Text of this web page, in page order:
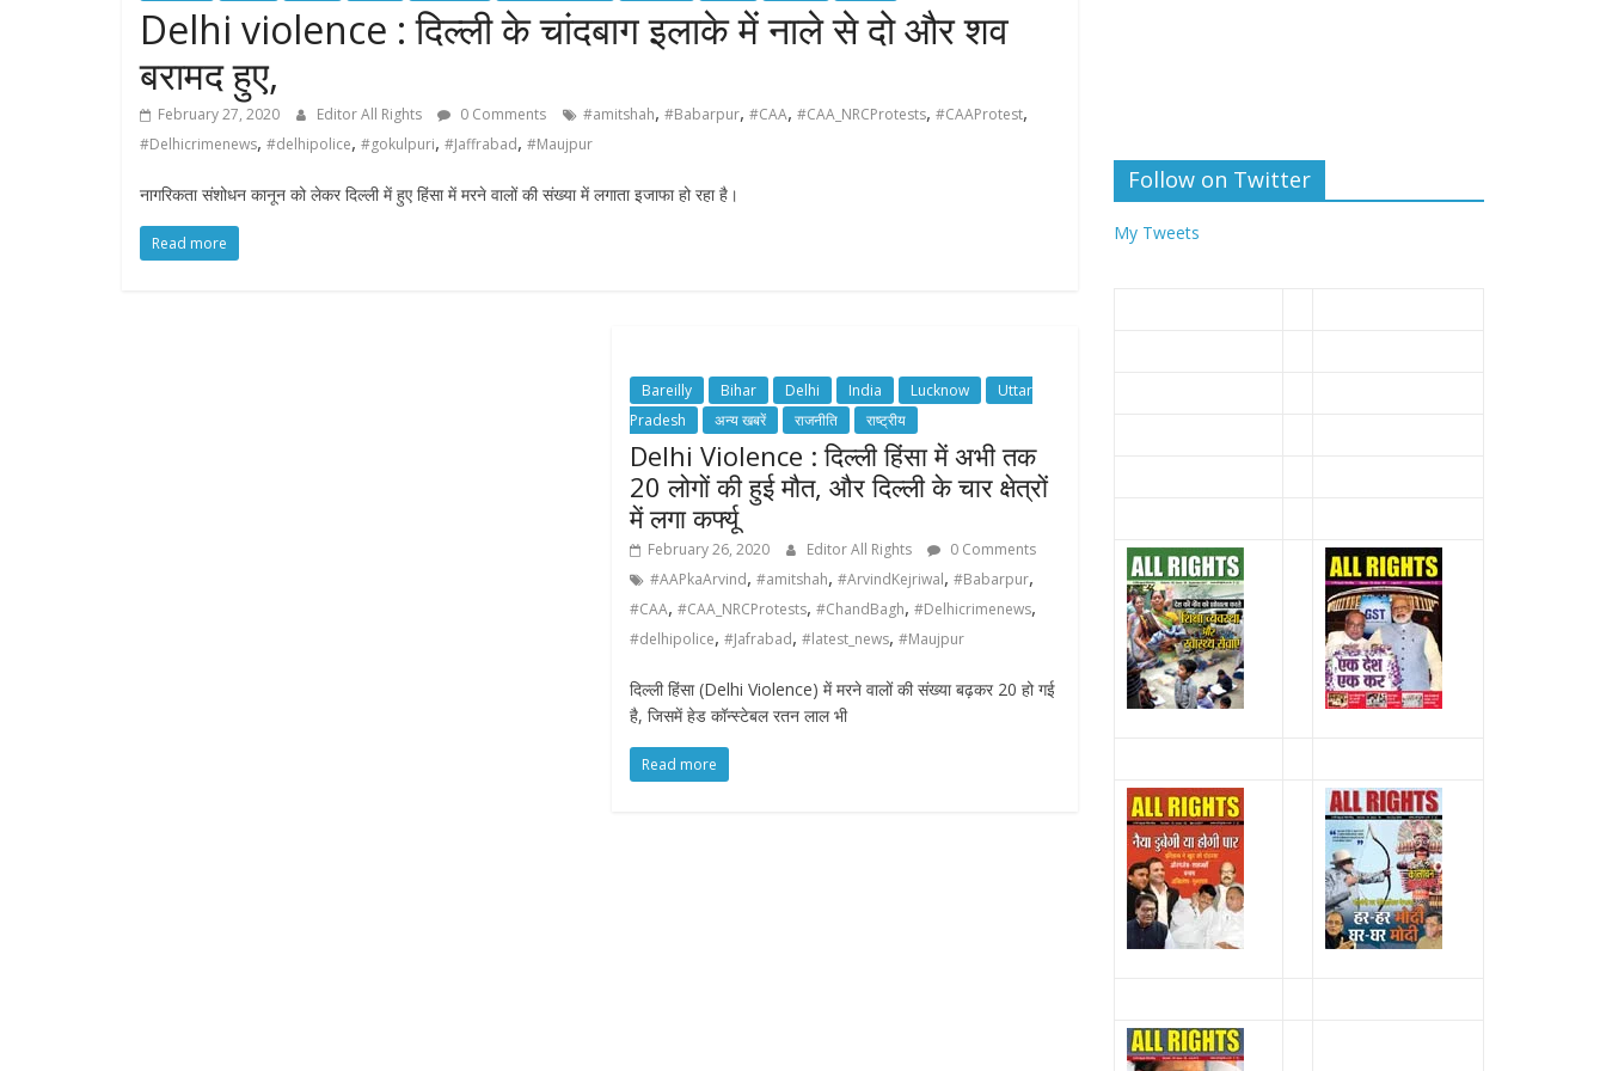
Delhi violence : दिल्ली के चांदबाग इलाके में नाले से दो और शव
बरामद हुए,
February 27, 2020 Editor All Rights 0 Comments #amitshah, #Babarpur, #CAA, #CAA_NRCProtests, #CAAProtest,
#Delhicrimenews, #delhipolice, #gokulpuri, #Jaffrabad, #Maujpur
नागरिकता संशोधन कानून को लेकर दिल्ली में हुए हिंसा में मरने वालों की संख्या में लगाता इजाफा हो रहा है।
Read more
Bareilly Bihar Delhi India Lucknow
Uttar
Pradesh
अन्य खबरें राजनीति राष्ट्रीय
Delhi Violence : दिल्ली हिंसा में अभी तक
20 लोगों की हुई मौत, और दिल्ली के चार क्षेत्रों
में लगा कर्फ्यू
February 26, 2020 Editor All Rights
0 Comments
#AAPkaArvind,#amitshah,#ArvindKejriwal,#Babarpur,
#CAA,#CAA_NRCProtests,#ChandBagh,#Delhicrimenews,
#delhipolice,#Jafrabad,#latest_news,#Maujpur
दिल्ली हिंसा (Delhi Violence) में मरने वालों की संख्या बढ़कर 20 हो गई
है, जिसमें हेड कॉन्स्टेबल रतन लाल भी
Read more
Follow on Twitter
My Tweets